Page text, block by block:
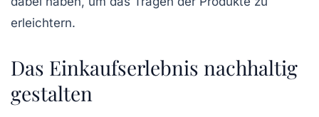
erleichtern.
Das Einkaufserlebnis nachhaltig
gestalten